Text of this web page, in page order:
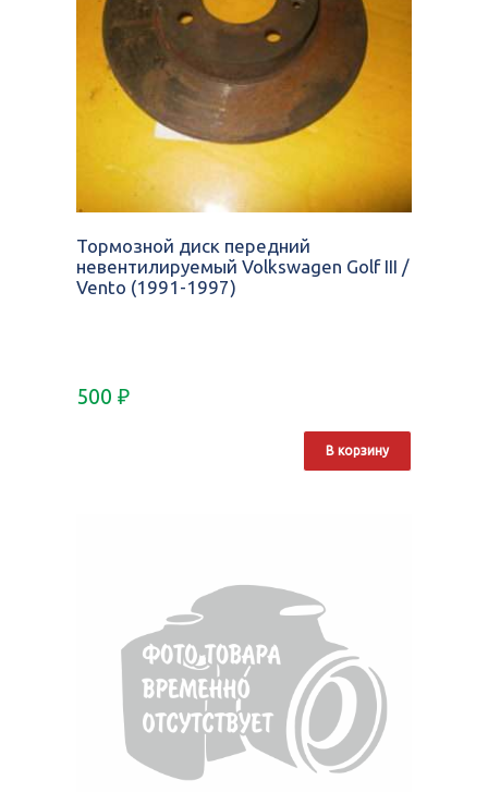
Тормозной диск передний
невентилируемый Volkswagen Golf III /
Vento (1991-1997)
500 ₽
В корзину